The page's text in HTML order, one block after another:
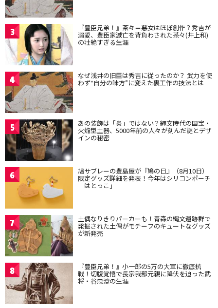
3 『豊臣兄弟！』茶々＝悪女はほぼ創作？秀吉が
溺愛、豊臣家滅亡を背負わされた茶々(井上和)
の壮絶すぎる生涯
4 なぜ浅井の旧臣は秀吉に従ったのか？ 武力を使
わず“自分の味方”に変えた裏工作の技法とは
5 あの装飾は「炎」ではない？縄文時代の国宝・
火焔型土器、5000年前の人々が刻んだ謎とデザ
インの秘密
6 鳩サブレーの豊島屋が『鳩の日』（8月10日）
限定グッズ詳細を発表！今年はシリコンポーチ
「はとっこ」
7 土偶なりきりパーカーも！青森の縄文遺跡群で
発掘された土偶がモチーフのキュートなグッズ
が新発売
8 『豊臣兄弟！』小一郎の5万の大軍に徹底抗
戦！切腹覚悟で長宗我部元親に降伏を迫った武
将・谷忠澄の生涯